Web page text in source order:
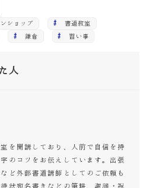
ショップ 書道教室
鎌倉 習い事
人
を開講しており、人前で自信を持
のコツをお伝えしています。出張
ど外部書道講師としてのご依頼も
状宛名書きなどの筆耕、謝辞・祝